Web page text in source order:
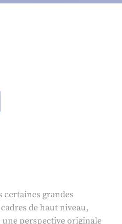
certaines grandes
de haut niveau,
une perspective originale